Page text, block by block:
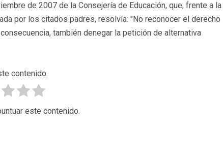
de 2007 de la Consejería de Educación, que, frente a la
por los citados padres, resolvía: "No reconocer el derecho
también denegar la petición de alternativa
contenido.
este contenido.